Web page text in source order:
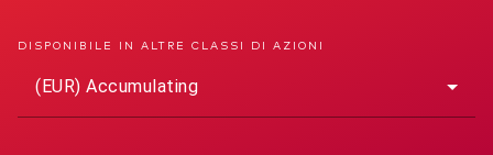
Chi siamo
DISPONIBILE IN ALTRE CLASSI DI AZIONI
(EUR) Accumulating